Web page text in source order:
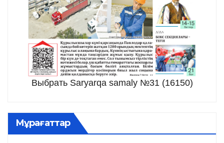
Выбрать Saryarqa samaly №31 (16150)
Мұрағаттар